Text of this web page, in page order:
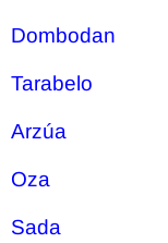
Dombodan
Tarabelo
Arzúa
Oza
Sada